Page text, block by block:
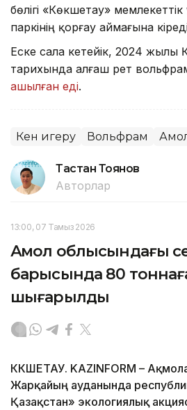
бөлігі «Көкшетау»
паркінің қорғау аймағына
Еске сала кетейік, 2024 жылы
тарихында алғаш рет
ашылған еді.
Кен игеру Вольфрам
Тастан Тоянов
Авторлар
13:00, 07 Тамыз 2026
Ақмол облысындағы
барысында 80 тоннаға
шығарылды
КӨКШЕТАУ. KAZINFORM –
Жарқайың ауданында
Қазақстан» экологиялық